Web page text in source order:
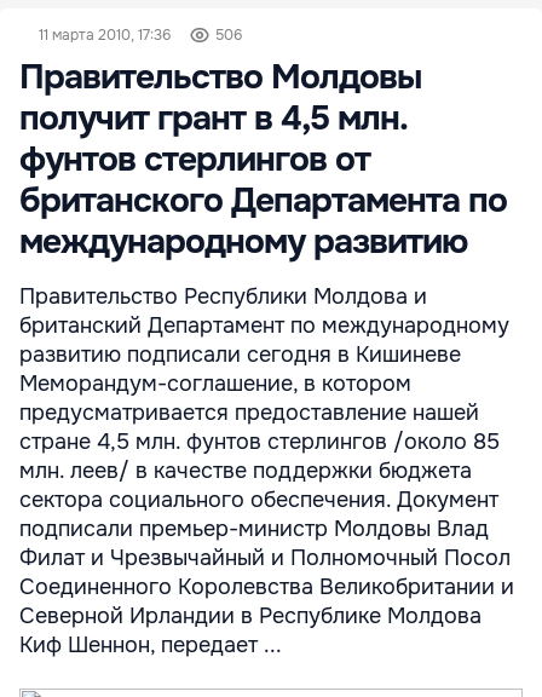
11 марта 2010, 17:36 506
Правительство Молдовы
получит грант в 4,5 млн.
фунтов стерлингов от
британского Департамента по
международному развитию
Правительство Республики Молдова и
британский Департамент по международному
развитию подписали сегодня в Кишиневе
Меморандум-соглашение, в котором
предусматривается предоставление нашей
стране 4,5 млн. фунтов стерлингов /около 85
млн. леев/ в качестве поддержки бюджета
сектора социального обеспечения. Документ
подписали премьер-министр Молдовы Влад
Филат и Чрезвычайный и Полномочный Посол
Соединенного Королевства Великобритании и
Северной Ирландии в Республике Молдова
Киф Шеннон, передает ...